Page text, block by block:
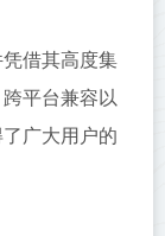
借其高度集
平台兼容以
广大用户的